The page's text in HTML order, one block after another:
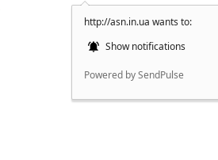
http://asn.in.ua wants to:
Show notifications
Powered by SendPulse